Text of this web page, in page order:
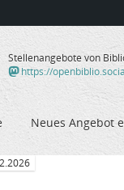
Stellenangebote von
https://
Neues Angebot